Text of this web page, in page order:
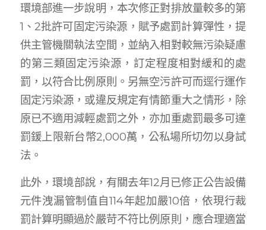
環境部進一步說明，本次修正對排放量較多的第
1、2批許可固定污染源，賦予處罰計算彈性，提
供主管機關執法空間，並納入相對較無污染疑慮
的第三類固定污染源，訂定程度相對緩和的處
罰，以符合比例原則。另無空污許可而逕行運作
固定污染源，或違反規定有情節重大之情形，除
原已不適用減輕處罰之外，亦加重處罰最多可達
罰鍰上限新台幣2,000萬，公私場所切勿以身試
法。
此外，環境部說，有關去年12月已修正公告設備
元件洩漏管制值自114年起加嚴10倍，依現行裁
罰計算明顯過於嚴苛不符比例原則，應合理適當